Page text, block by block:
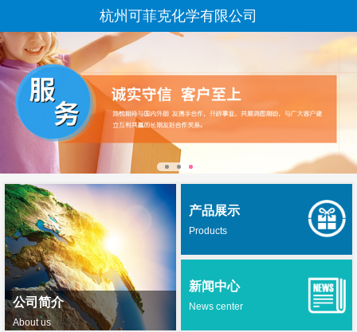
杭州可菲克化学有限公司
公司简介
About us
产品展示
Products
新闻中心
News center